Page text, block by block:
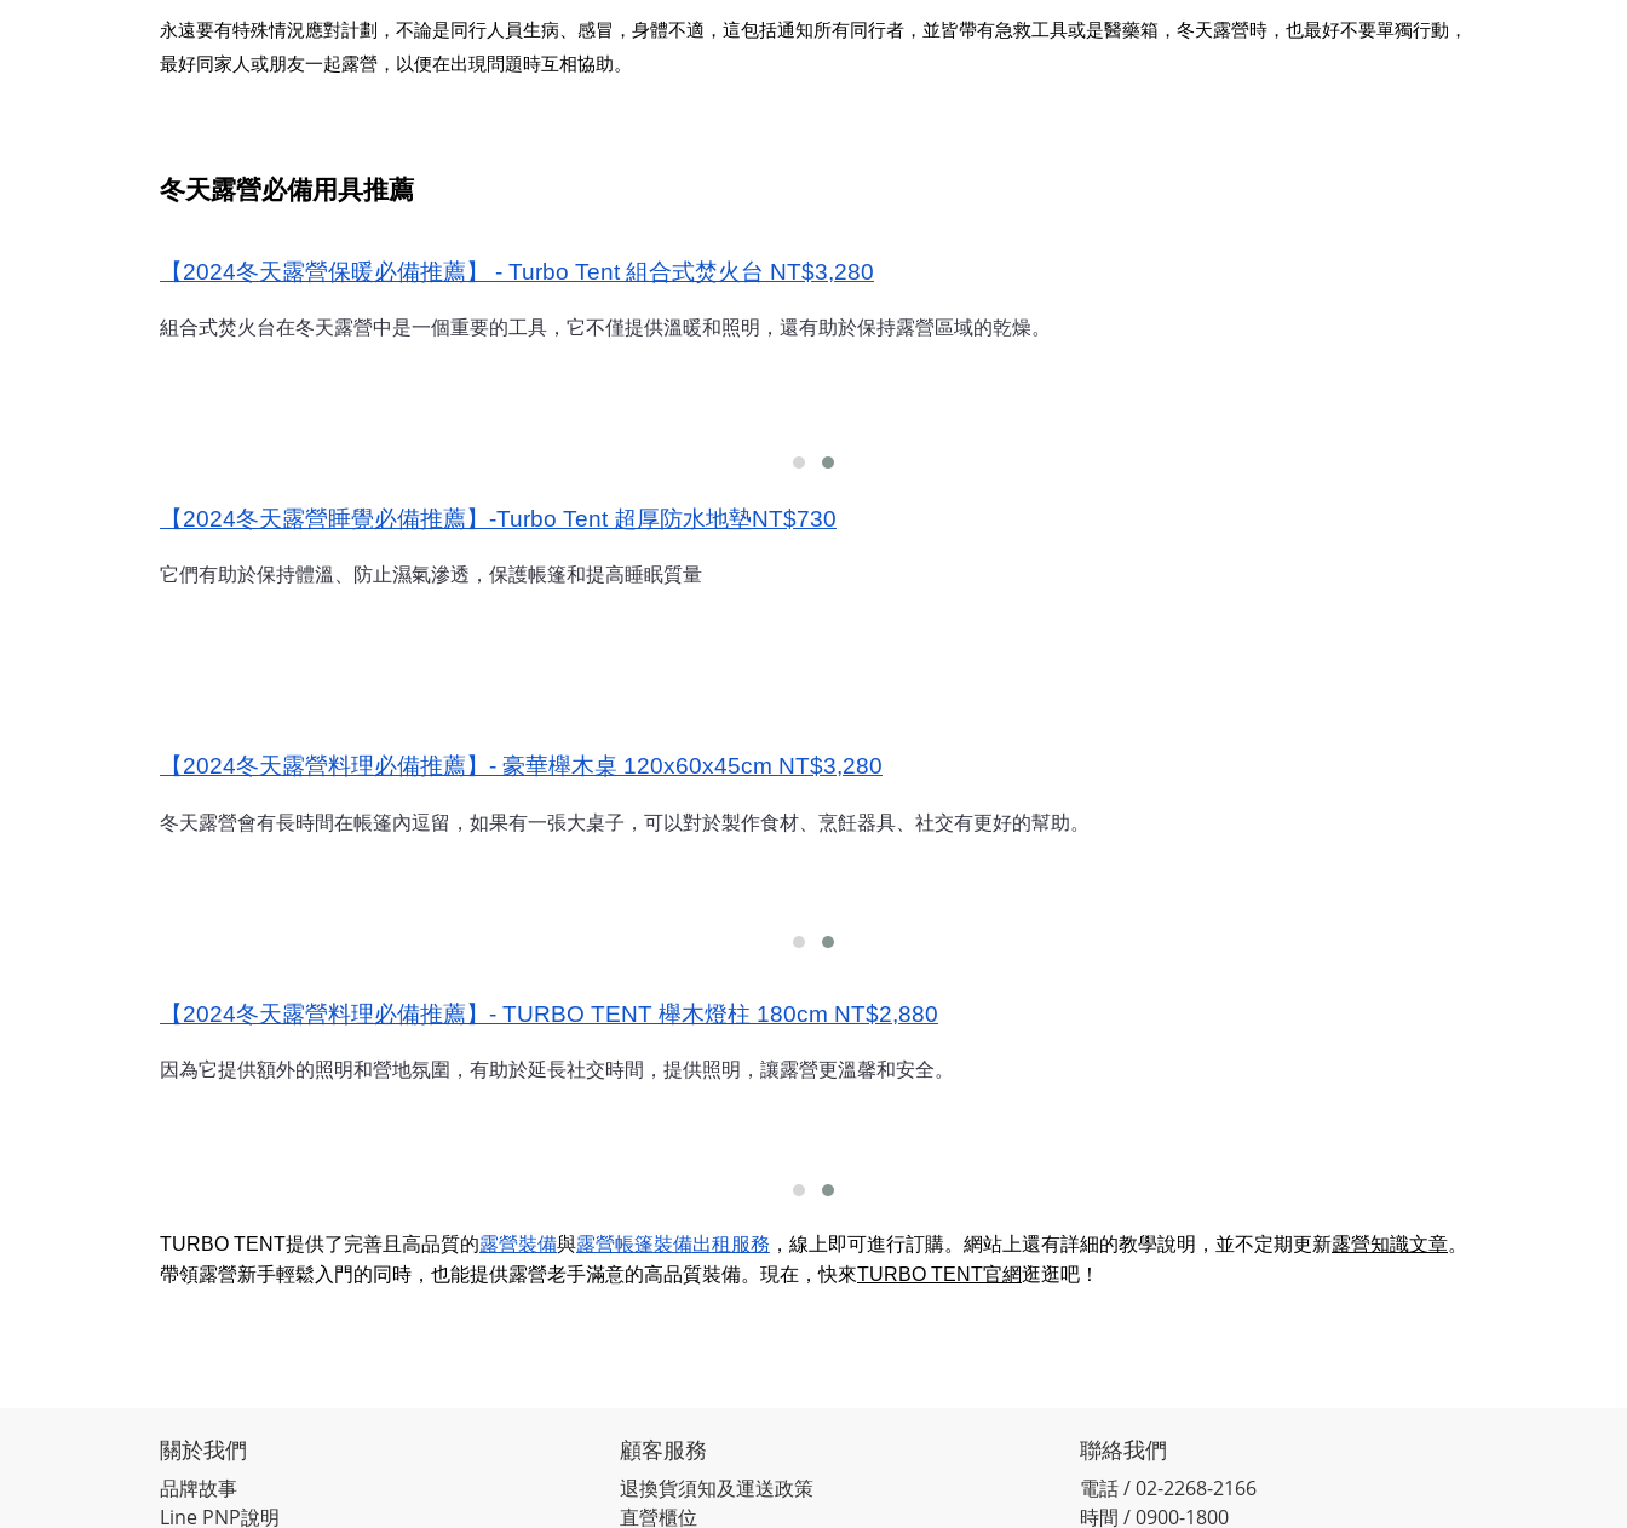
永遠要有特殊情況應對計劃，不論是同行人員生病、感冒，身體不適，這包括通知所有同行者，並皆帶有急救工具或是醫藥箱，冬天露營時，也最好不要單獨行動，
最好同家人或朋友一起露營，以便在出現問題時互相協助。
冬天露營必備用具推薦
【2024冬天露營保暖必備推薦】 - Turbo Tent 組合式焚火台 NT$3,280
組合式焚火台在冬天露營中是一個重要的工具，它不僅提供溫暖和照明，還有助於保持露營區域的乾燥。
【2024冬天露營睡覺必備推薦】-Turbo Tent 超厚防水地墊NT$730
它們有助於保持體溫、防止濕氣滲透，保護帳篷和提高睡眠質量
【2024冬天露營料理必備推薦】- 豪華櫸木桌 120x60x45cm NT$3,280
冬天露營會有長時間在帳篷內逗留，如果有一張大桌子，可以對於製作食材、烹飪器具、社交有更好的幫助。
【2024冬天露營料理必備推薦】- TURBO TENT 櫸木燈柱 180cm NT$2,880
因為它提供額外的照明和營地氛圍，有助於延長社交時間，提供照明，讓露營更溫馨和安全。
TURBO TENT提供了完善且高品質的露營裝備與露營帳篷裝備出租服務 ，線上即可進行訂購。網站上還有詳細的教學說明，並不定期更新露營知識文章。
帶領露營新手輕鬆入門的同時，也能提供露營老手滿意的高品質裝備。現在，快來TURBO TENT官網逛逛吧！
關於我們
品牌故事
Line PNP說明
顧客服務
退換貨須知及運送政策
直營櫃位
聯絡我們
電話 / 02-2268-2166
時間 / 0900-1800